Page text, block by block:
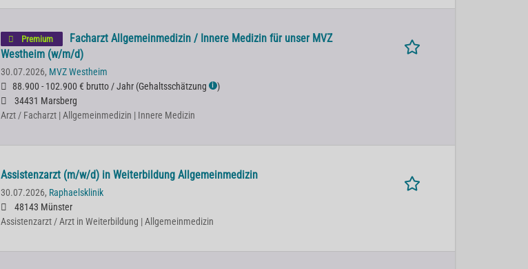
Premium
Facharzt Allgemeinmedizin / Innere Medizin für unser MVZ
Westheim (w/m/d)
30.07.2026, MVZ Westheim
88.900 - 102.900 € brutto / Jahr (Gehaltsschätzung ℹ )
34431 Marsberg
Arzt / Facharzt | Allgemeinmedizin | Innere Medizin
Assistenzarzt (m/w/d) in Weiterbildung Allgemeinmedizin
30.07.2026, Raphaelsklinik
48143 Münster
Assistenzarzt / Arzt in Weiterbildung | Allgemeinmedizin